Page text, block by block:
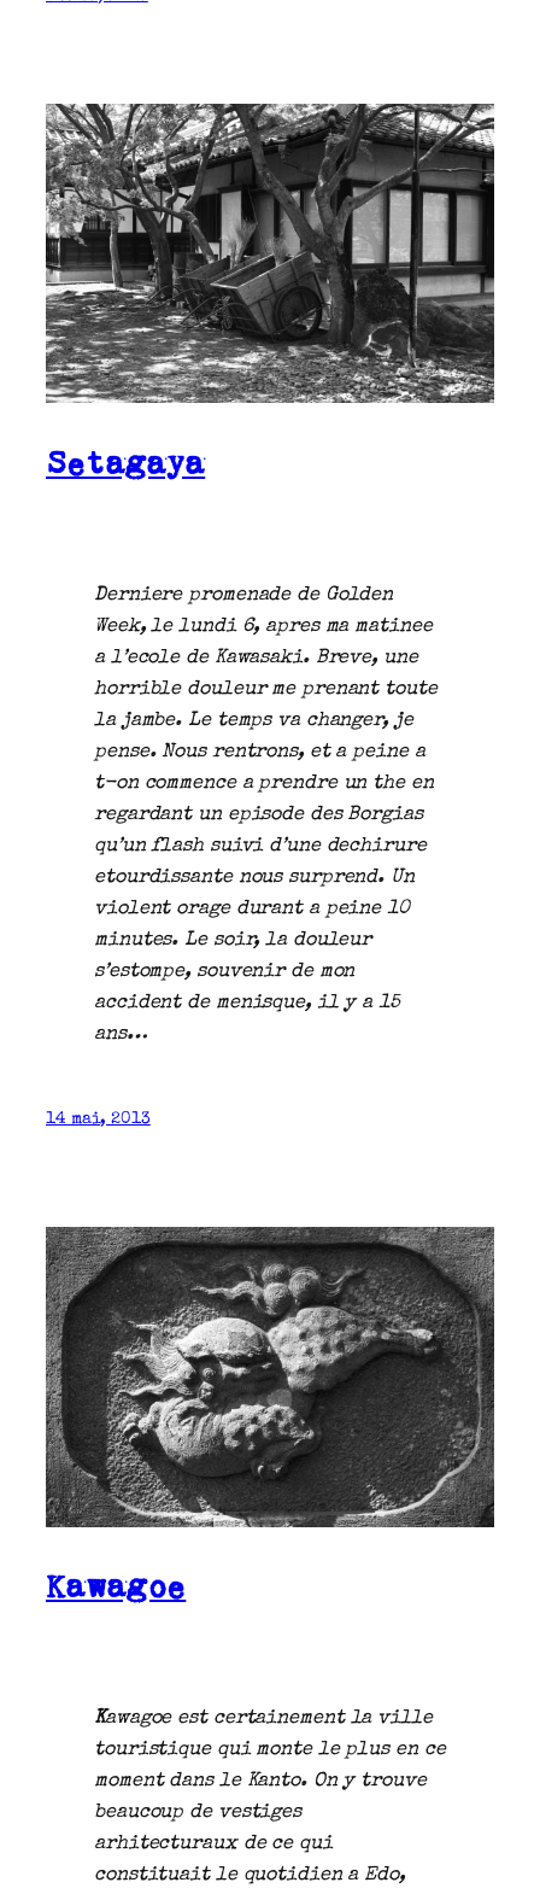
Setagaya
Derniere promenade de Golden
Week, le lundi 6, apres ma matinee
a l’ecole de Kawasaki. Breve, une
horrible douleur me prenant toute
la jambe. Le temps va changer, je
pense. Nous rentrons, et a peine a
t-on commence a prendre un the en
regardant un episode des Borgias
qu’un flash suivi d’une dechirure
etourdissante nous surprend. Un
violent orage durant a peine 10
minutes. Le soir, la douleur
s’estompe, souvenir de mon
accident de menisque, il y a 15
ans…
14 mai, 2013
Kawagoe
Kawagoe est certainement la ville
touristique qui monte le plus en ce
moment dans le Kanto. On y trouve
beaucoup de vestiges
arhitecturaux de ce qui
constituait le quotidien a Edo,